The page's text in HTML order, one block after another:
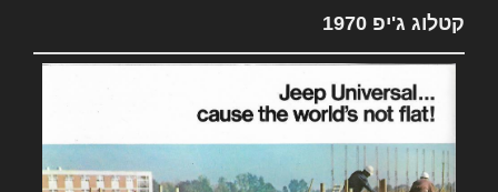
קטלוג ג'יפ 1970